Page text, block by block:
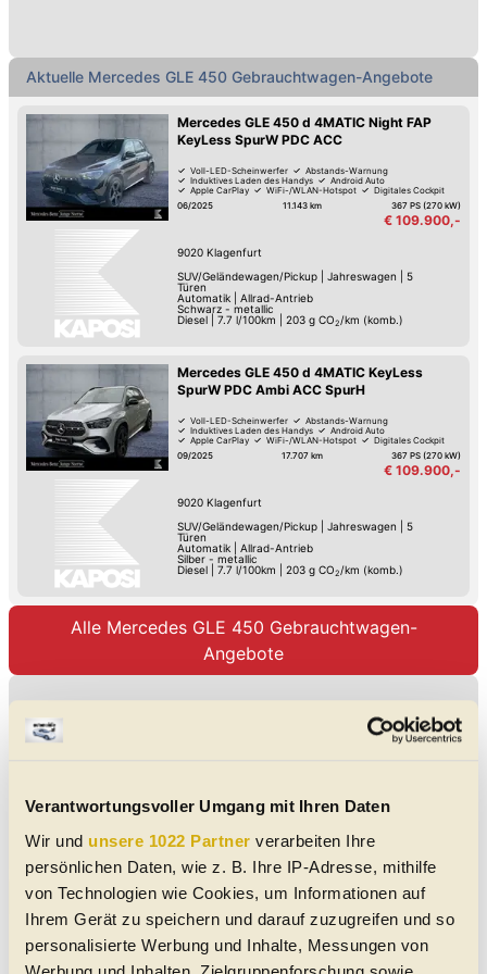
Verantwortungsvoller Umgang mit Ihren Daten
Wir und unsere 1022 Partner verarbeiten Ihre
persönlichen Daten, wie z. B. Ihre IP-Adresse, mithilfe
von Technologien wie Cookies, um Informationen auf
Ihrem Gerät zu speichern und darauf zuzugreifen und so
personalisierte Werbung und Inhalte, Messungen von
Aktuelle Mercedes GLE 450 Gebrauchtwagen-Angebote
Mercedes GLE 450 d 4MATIC Night FAP
KeyLess SpurW PDC ACC
Voll-LED-Scheinwerfer
Abstands-Warnung
Induktives Laden des Handys
Android Auto
Apple CarPlay
WiFi-/WLAN-Hotspot
Digitales Cockpit
Fernlicht-Assistent
06/2025 11.143 km 367 PS (270 kW)
€ 109.900,-
9020 Klagenfurt
SUV/Geländewagen/Pickup| Jahreswagen
5
Türen
Automatik| Allrad-Antrieb
Schwarz - metallic
Diesel
7.7 l/100km 203 g CO2 /km (komb.)
Mercedes GLE 450 d 4MATIC KeyLess
SpurW PDC Ambi ACC SpurH
Voll-LED-Scheinwerfer
Abstands-Warnung
Induktives Laden des Handys
Android Auto
Apple CarPlay
WiFi-/WLAN-Hotspot
Digitales Cockpit
Fernlicht-Assistent
09/2025 17.707 km 367 PS (270 kW)
€ 109.900,-
9020 Klagenfurt
SUV/Geländewagen/Pickup| Jahreswagen
5
Türen
Automatik| Allrad-Antrieb
Silber - metallic
Diesel
7.7 l/100km 203 g CO2 /km (komb.)
Alle Mercedes GLE 450 Gebrauchtwagen-
Angebote
passende Angebote
bekanntlich am schnellsten
weg!
Such-
Unsere Mercedes GLE 450 Meldungen
Mercedes AAVision im Januar
1996: Studie der M-Klasse